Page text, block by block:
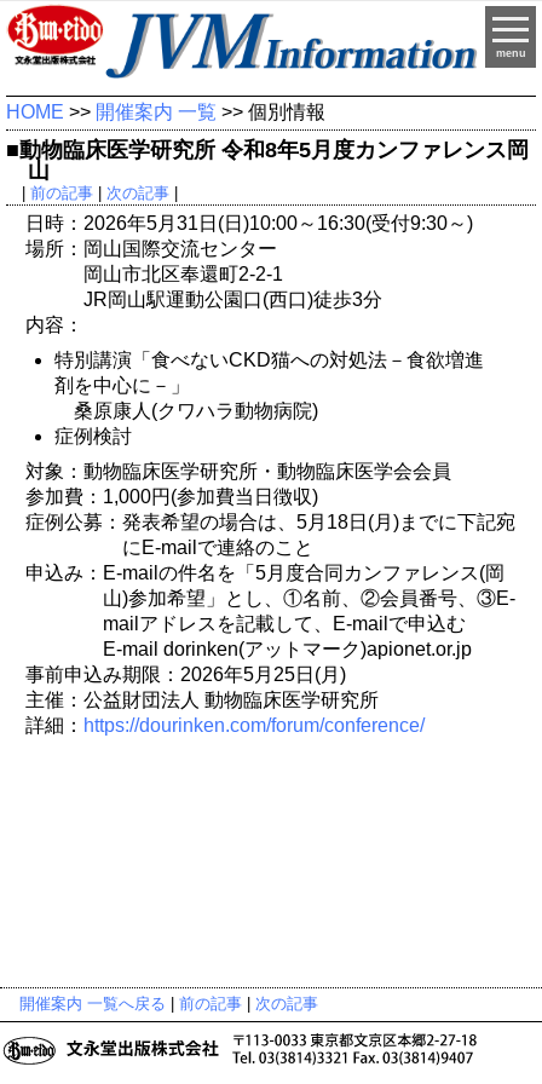
menu
HOME >> 開催案内 一覧 >> 個別情報
■動物臨床医学研究所 令和8年5月度カンファレンス岡
山
| 前の記事| 次の記事|
日時：2026年5月31日(日)10:00～16:30(受付9:30～)
場所：岡山国際交流センター
岡山市北区奉還町2-2-1
JR岡山駅運動公園口(西口)徒歩3分
内容：
特別講演「食べないCKD猫への対処法－食欲増進
剤を中心に－」
桑原康人(クワハラ動物病院)
症例検討
対象：動物臨床医学研究所・動物臨床医学会会員
参加費：1,000円(参加費当日徴収)
症例公募：発表希望の場合は、5月18日(月)までに下記宛
にE-mailで連絡のこと
申込み：E-mailの件名を「5月度合同カンファレンス(岡
山)参加希望」とし、①名前、②会員番号、③E-
mailアドレスを記載して、E-mailで申込む
E-mail dorinken(アットマーク)apionet.or.jp
事前申込み期限：2026年5月25日(月)
主催：公益財団法人 動物臨床医学研究所
詳細： https://dourinken.com/forum/conference/
開催案内 一覧へ戻る 前の記事 次の記事